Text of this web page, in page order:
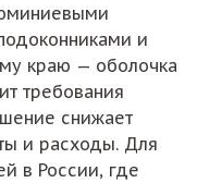
и
краю — оболочка
требования
снижает
и расходы. Для
в России, где